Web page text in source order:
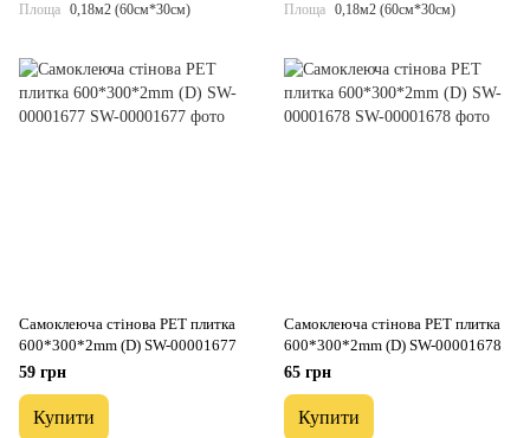
Площа 0,18м2 (60см*30см) Площа 0,18м2 (60см*30см)
Самоклеюча стінова PET плитка
600*300*2mm (D) SW-00001677
59 грн
Купити
Самоклеюча стінова PET плитка
600*300*2mm (D) SW-00001678
65 грн
Купити